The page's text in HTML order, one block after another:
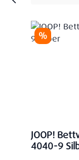
Rabatt
%
JOOP!
4040-9